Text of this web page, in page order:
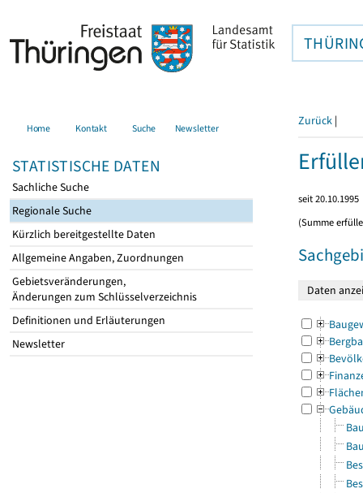
Home Kontakt Suche Newsletter
STATISTISCHE DATEN
Sachliche Suche
Regionale Suche
Kürzlich bereitgestellte Daten
Allgemeine Angaben, Zuordnungen
Gebietsveränderungen,
Änderungen zum Schlüsselverzeichnis
Definitionen und Erläuterungen
Newsletter
Zurück |
seit 20.10.1995
(Summe